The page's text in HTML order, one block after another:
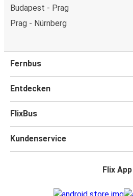
Budapest - Prag
Prag - Nürnberg
Fernbus
Entdecken
FlixBus
Kundenservice
Flix App